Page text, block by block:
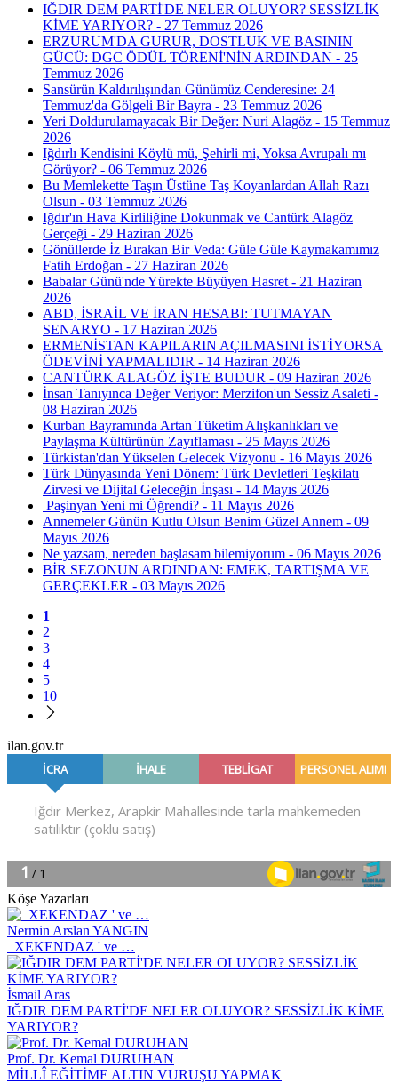
IĞDIR DEM PARTİ'DE NELER OLUYOR? SESSİZLİK
KİME YARIYOR? - 27 Temmuz 2026
ERZURUM'DA GURUR, DOSTLUK VE BASININ
GÜCÜ: DGC ÖDÜL TÖRENİ'NİN ARDINDAN - 25
Temmuz 2026
Sansürün Kaldırılışından Günümüz Cenderesine: 24
Temmuz'da Gölgeli Bir Bayra - 23 Temmuz 2026
Yeri Doldurulamayacak Bir Değer: Nuri Alagöz - 15 Temmuz
2026
Iğdırlı Kendisini Köylü mü, Şehirli mi, Yoksa Avrupalı mı
Görüyor? - 06 Temmuz 2026
Bu Memlekette Taşın Üstüne Taş Koyanlardan Allah Razı
Olsun - 03 Temmuz 2026
Iğdır'ın Hava Kirliliğine Dokunmak ve Cantürk Alagöz
Gerçeği - 29 Haziran 2026
Gönüllerde İz Bırakan Bir Veda: Güle Güle Kaymakamımız
Fatih Erdoğan - 27 Haziran 2026
Babalar Günü'nde Yürekte Büyüyen Hasret - 21 Haziran
2026
ABD, İSRAİL VE İRAN HESABI: TUTMAYAN
SENARYO - 17 Haziran 2026
ERMENİSTAN KAPILARIN AÇILMASINI İSTİYORSA
ÖDEVİNİ YAPMALIDIR - 14 Haziran 2026
CANTÜRK ALAGÖZ İŞTE BUDUR - 09 Haziran 2026
İnsan Tanıyınca Değer Veriyor: Merzifon'un Sessiz Asaleti -
08 Haziran 2026
Kurban Bayramında Artan Tüketim Alışkanlıkları ve
Paylaşma Kültürünün Zayıflaması - 25 Mayıs 2026
Türkistan'dan Yükselen Gelecek Vizyonu - 16 Mayıs 2026
Türk Dünyasında Yeni Dönem: Türk Devletleri Teşkilatı
Zirvesi ve Dijital Geleceğin İnşası - 14 Mayıs 2026
Paşinyan Yeni mi Öğrendi? - 11 Mayıs 2026
Annemeler Günün Kutlu Olsun Benim Güzel Annem - 09
Mayıs 2026
Ne yazsam, nereden başlasam bilemiyorum - 06 Mayıs 2026
BİR SEZONUN ARDINDAN: EMEK, TARTIŞMA VE
GERÇEKLER - 03 Mayıs 2026
1
2
3
4
5
10
ilan.gov.tr
Köşe Yazarları
Nermin Arslan YANGIN
XEKENDAZ ' ve …
İsmail Aras
IĞDIR DEM PARTİ'DE NELER OLUYOR? SESSİZLİK KİME
YARIYOR?
Prof. Dr. Kemal DURUHAN
MİLLÎ EĞİTİME ALTIN VURUŞU YAPMAK